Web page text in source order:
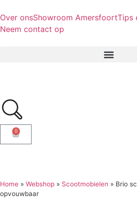
Over onsShowroom AmersfoortTips
Neem contact op
0
Home » Webshop » Scootmobielen » Brio
opvouwbaar